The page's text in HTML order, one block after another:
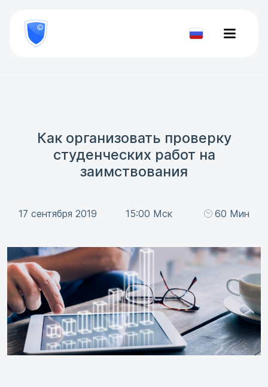
800
777-
81-Проверить
Как организовать проверку
студенческих работ на
заимствования
17 сентября 2019 15:00 Мск 60 Мин